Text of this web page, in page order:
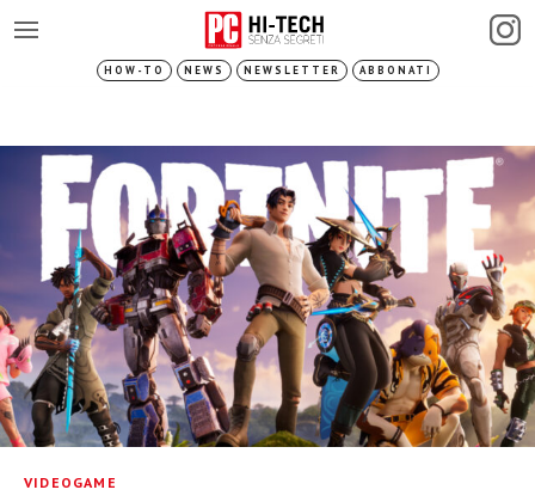
HOW-TO NEWS NEWSLETTER ABBONATI
VIDEOGAME